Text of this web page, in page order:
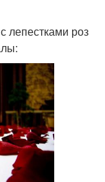
лепестками роз